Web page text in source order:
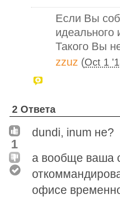
Если Вы
идеального
Такого Вы
zzuz (Oct 1
2 Ответа
1
dundi, inum не?
а вообще ваша
офисе